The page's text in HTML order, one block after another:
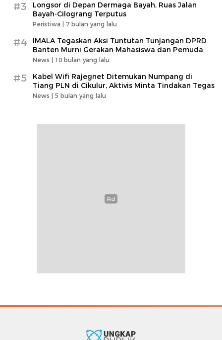
#3
Longsor di Depan Dermaga Bayah, Ruas Jalan
Bayah-Cilograng Terputus
Peristiwa | 7 bulan yang lalu
#4
IMALA Tegaskan Aksi Tuntutan Tunjangan DPRD
Banten Murni Gerakan Mahasiswa dan Pemuda
News | 10 bulan yang lalu
#5
Kabel Wifi Rajegnet Ditemukan Numpang di
Tiang PLN di Cikulur, Aktivis Minta Tindakan Tegas
News | 5 bulan yang lalu